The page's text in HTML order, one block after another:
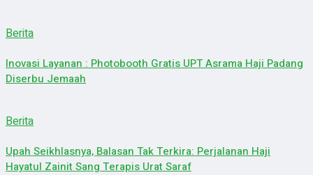
Berita
Inovasi Layanan : Photobooth Gratis UPT Asrama Haji Padang
Diserbu Jemaah
Berita
Upah Seikhlasnya, Balasan Tak Terkira: Perjalanan Haji
Hayatul Zainit Sang Terapis Urat Saraf